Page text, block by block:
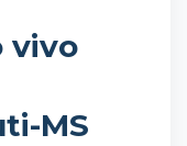
vivo
MS